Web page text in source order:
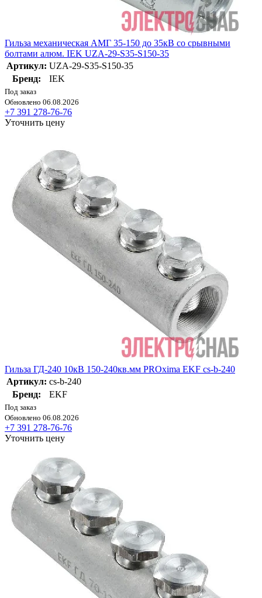
Гильза механическая АМГ 35-150 до 35кВ со срывными
болтами алюм. IEK UZA-29-S35-S150-35
Артикул: UZA-29-S35-S150-35
Бренд:
IEK
Под заказ
Обновлено 06.08.2026
+7 391 278-76-76
Уточнить цену
Гильза ГД-240 10кВ 150-240кв.мм PROxima EKF cs-b-240
Артикул: cs-b-240
Бренд:
EKF
Под заказ
Обновлено 06.08.2026
+7 391 278-76-76
Уточнить цену